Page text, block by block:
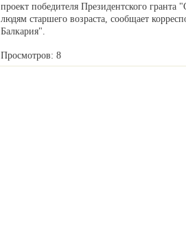
проект победителя Президентского гранта
людям старшего возраста, сообщает
Балкария".
Просмотров: 8